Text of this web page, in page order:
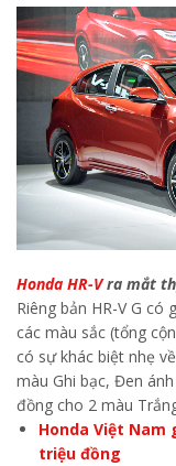
Honda HR-Vra mắt
Riêng bản HR-V G
các màu sắc (tổng
có sự khác biệt nhẹ
màu Ghi bạc, Đen
đồng cho 2 màu
Honda Việt Nam
triệu đồng